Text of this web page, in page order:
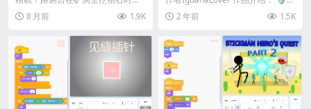
变成了篮球！你能帮 篮球路易吉 从
矿洞中逃脱吗？ ...
8 月前 1.9K
欢迎体验《坦克履带模拟器》！ 这
是...2 年前 1.5K